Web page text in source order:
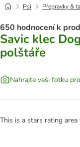
Psi Přepravky &
650 hodnocení k
Savic klec
polštáře
Nahrajte vaši fotku
This is a stars rating